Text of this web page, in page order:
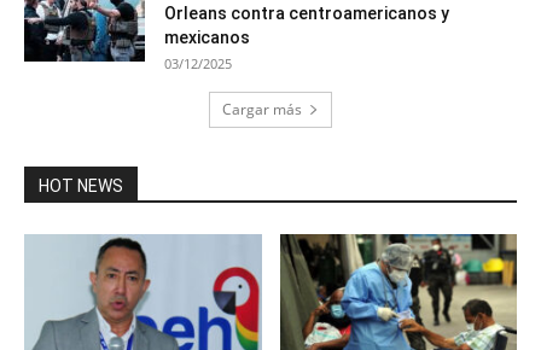
Orleans contra centroamericanos y
mexicanos
03/12/2025
Cargar más
HOT NEWS